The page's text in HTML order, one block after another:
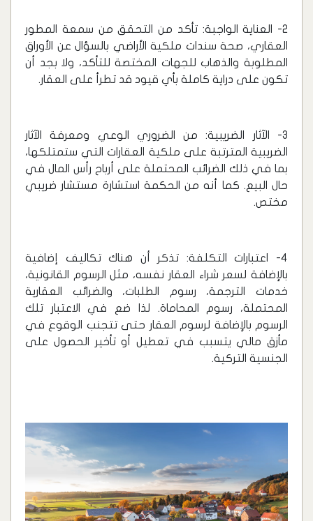
2- العناية الواجبة: تأكد من التحقق من سمعة المطور
العقاري، صحة سندات ملكية الأراضي بالسؤال عن الأوراق
المطلوبة والذهاب للجهات المختصة للتأكد، ولا بجد أن
تكون على دراية كاملة بأي قيود قد تطرأ على العقار.
3- الآثار الضريبية: من الضروري الوعي ومعرفة الآثار
الضريبية المترتبة على ملكية العقارات التي ستمتلكها،
بما في ذلك الضرائب المحتملة على أرباح رأس المال في
حال البيع. كما أنه من الحكمة استشارة مستشار ضريبي
مختص.
4- اعتبارات التكلفة: تذكر أن هناك تكاليف إضافية
بالإضافة لسعر شراء العقار نفسه، مثل الرسوم القانونية،
خدمات الترجمة، رسوم الطلبات، والضرائب العقارية
المحتملة، رسوم المحاماة. لذا ضع في الاعتبار تلك
الرسوم بالإضافة لرسوم العقار حتى تتجنب الوقوع في
مأزق مالي يتسبب في تعطيل أو تأخير الحصول على
الجنسية التركية.